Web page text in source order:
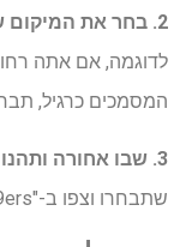
2. בחר את המיקום שאליו ברצונך להתחבר באפליקציית VPN.
לדוגמה, אם אתה
המסמכים כרגיל,
3. שבו אחורה ותהנו מהאקשן.
שתבחרו וצפו ב-"Rise of the 49ers".